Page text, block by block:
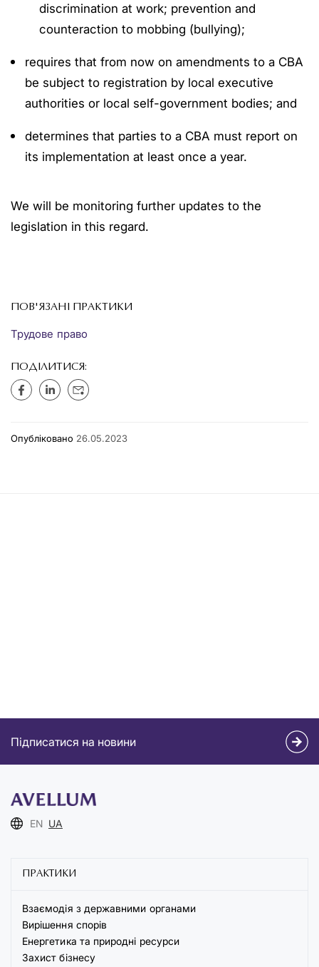
discrimination at work; prevention and
counteraction to mobbing (bullying);
requires that from now on amendments to a CBA
be subject to registration by local executive
authorities or local self-government bodies; and
determines that parties to a CBA must report on
its implementation at least once a year.
We will be monitoring further updates to the
legislation in this regard.
ПОВ'ЯЗАНІ ПРАКТИКИ
Трудове право
ПОДІЛИТИСЯ:
Опубліковано 26.05.2023
Підписатися на новини
EN UA
ПРАКТИКИ
Взаємодія з державними органами
Вирішення спорів
Енергетика та природні ресурси
Захист бізнесу